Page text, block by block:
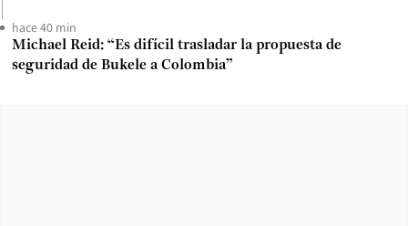
hace 40 min
Michael Reid: “Es difícil trasladar la propuesta de
seguridad de Bukele a Colombia”